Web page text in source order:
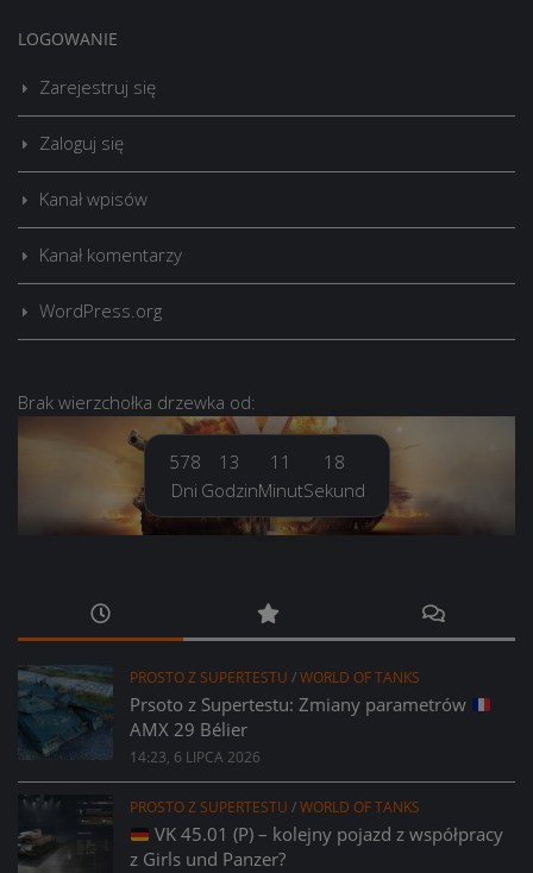
LOGOWANIE
Zarejestruj się
Zaloguj się
Kanał wpisów
Kanał komentarzy
WordPress.org
Brak wierzchołka drzewka od:
578
Dni
13
Godzin
11
Minut
19
Sekund
PROSTO Z SUPERTESTU /WORLD OF TANKS
Prsoto z Supertestu: Zmiany parametrów
AMX 29 Bélier
14:23, 6 LIPCA 2026
PROSTO Z SUPERTESTU /WORLD OF TANKS
VK 45.01 (P) – kolejny pojazd z współpracy
z Girls und Panzer?